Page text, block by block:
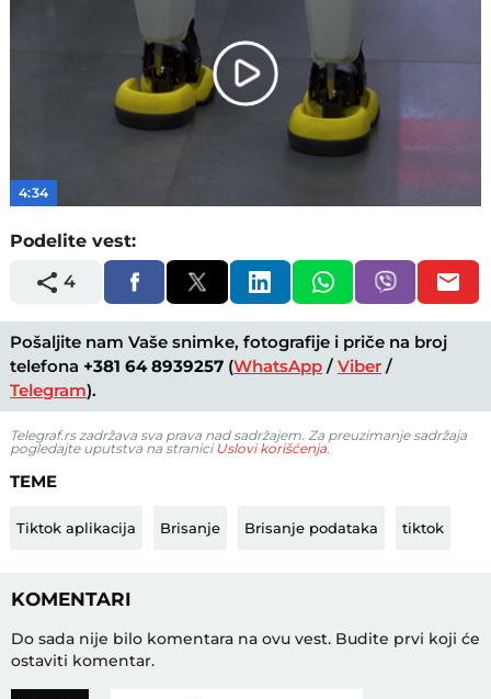
Play
Video
4:34
Podelite vest:
4
Pošaljite nam Vaše snimke, fotografije i priče na broj
telefona +381 64 8939257 (WhatsApp /Viber /
Telegram).
Telegraf.rs zadržava sva prava nad sadržajem. Za preuzimanje sadržaja
pogledajte uputstva na stranici Uslovi korišćenja.
TEME
Tiktok aplikacija Brisanje Brisanje podataka tiktok
KOMENTARI
Do sada nije bilo komentara na ovu vest. Budite prvi koji će
ostaviti komentar.